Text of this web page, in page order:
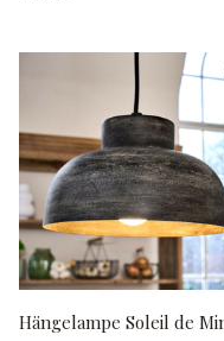
Hängelampe Soleil de